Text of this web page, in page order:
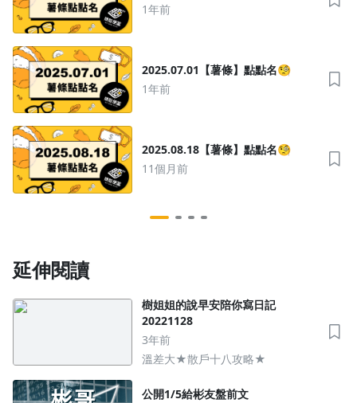
1年前
2025.07.01【薯條】點點名🧐
1年前
2025.08.18【薯條】點點名🧐
11個月前
延伸閱讀
樹姐姐的說早安陪你寫日記
20221128
3年前
溫差大★散戶十八攻略★
公開1/5給彬友盤前文
去逛逛